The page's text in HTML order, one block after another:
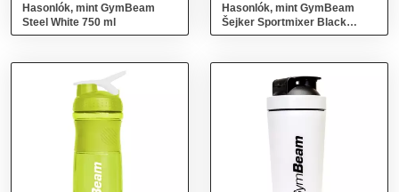
Hasonlók, mint GymBeam
Steel White 750 ml
Hasonlók, mint GymBeam
Šejker Sportmixer Black
White 760 ml